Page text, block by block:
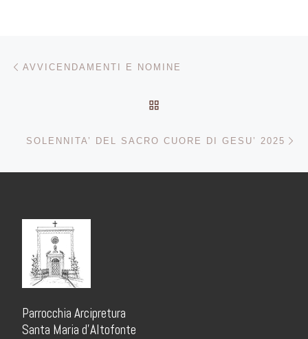
Navigazione articoli
AVVICENDAMENTI E NOMINE
SOLENNITA’ DEL SACRO CUORE DI GESU’ 2025
Parrocchia Arcipretura
Santa Maria d’Altofonte